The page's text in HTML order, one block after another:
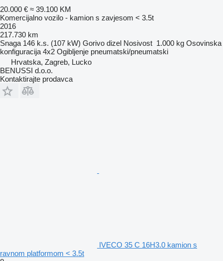
20.000 € ≈ 39.100 KM
Komercijalno vozilo - kamion s zavjesom < 3.5t
2016
217.730 km
Snaga 146 k.s. (107 kW) Gorivo dizel Nosivost 1.000 kg Osovinska
konfiguracija 4x2 Ogibljenje pneumatski/pneumatski
Hrvatska, Zagreb, Lucko
BENUSSI d.o.o.
Kontaktirajte prodavca
IVECO 35 C 16H3.0 kamion s
ravnom platformom < 3.5t